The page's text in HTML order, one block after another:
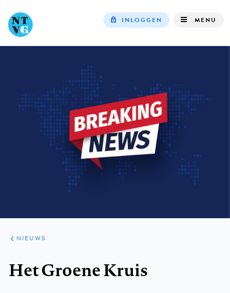
INLOGGEN MENU
ARTIKELEN
HET
KORT
NIEUWS
Het Groene Kruis